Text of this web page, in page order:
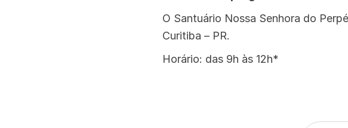
O Santuário Nossa Senhora do
Curitiba – PR.
Horário: das 9h às 12h*